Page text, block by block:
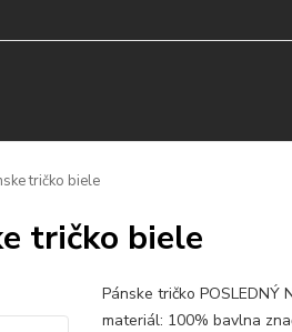
tričko biele
tričko biele
Pánske tričko POSLEDNÝ
materiál: 100% bavlna